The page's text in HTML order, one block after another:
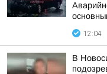
12:04
В